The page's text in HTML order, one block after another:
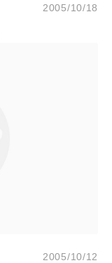
2005/10/18
2005/10/12